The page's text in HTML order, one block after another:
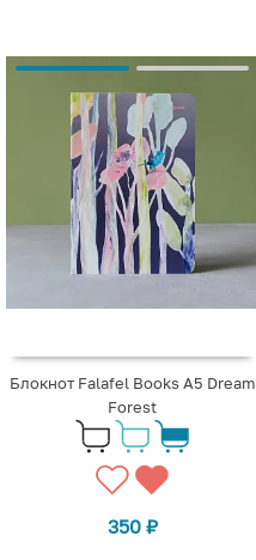
Блокнот Falafel Books А5 Dream
Forest
350 ₽